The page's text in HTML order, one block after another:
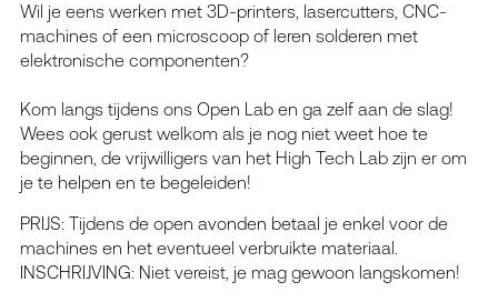
Wil je eens werken met 3D-printers, lasercutters, CNC-
machines of een microscoop of leren solderen met
elektronische componenten?
Kom langs tijdens ons Open Lab en ga zelf aan de slag!
Wees ook gerust welkom als je nog niet weet hoe te
beginnen, de vrijwilligers van het High Tech Lab zijn er om
je te helpen en te begeleiden!
PRIJS: Tijdens de open avonden betaal je enkel voor de
machines en het eventueel verbruikte materiaal.
INSCHRIJVING: Niet vereist, je mag gewoon langskomen!